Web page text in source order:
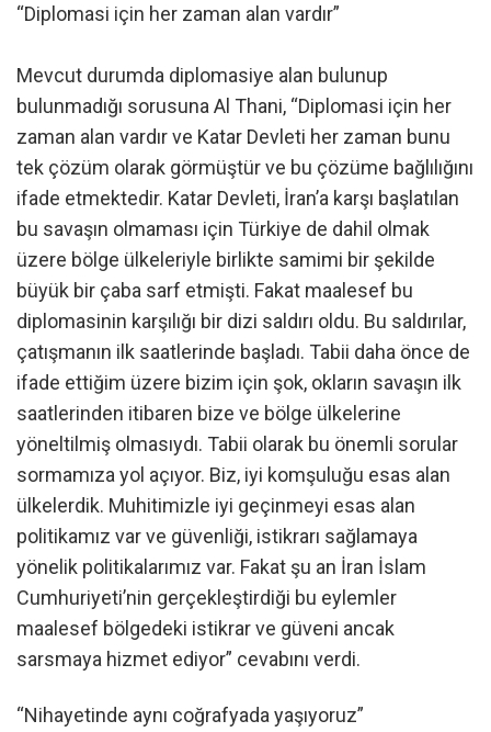
“Diplomasi için her zaman alan vardır”
Mevcut durumda diplomasiye alan bulunup
bulunmadığı sorusuna Al Thani, “Diplomasi için her
zaman alan vardır ve Katar Devleti her zaman bunu
tek çözüm olarak görmüştür ve bu çözüme bağlılığını
ifade etmektedir. Katar Devleti, İran’a karşı başlatılan
bu savaşın olmaması için Türkiye de dahil olmak
üzere bölge ülkeleriyle birlikte samimi bir şekilde
büyük bir çaba sarf etmişti. Fakat maalesef bu
diplomasinin karşılığı bir dizi saldırı oldu. Bu saldırılar,
çatışmanın ilk saatlerinde başladı. Tabii daha önce de
ifade ettiğim üzere bizim için şok, okların savaşın ilk
saatlerinden itibaren bize ve bölge ülkelerine
yöneltilmiş olmasıydı. Tabii olarak bu önemli sorular
sormamıza yol açıyor. Biz, iyi komşuluğu esas alan
ülkelerdik. Muhitimizle iyi geçinmeyi esas alan
politikamız var ve güvenliği, istikrarı sağlamaya
yönelik politikalarımız var. Fakat şu an İran İslam
Cumhuriyeti’nin gerçekleştirdiği bu eylemler
maalesef bölgedeki istikrar ve güveni ancak
sarsmaya hizmet ediyor” cevabını verdi.
“Nihayetinde aynı coğrafyada yaşıyoruz”